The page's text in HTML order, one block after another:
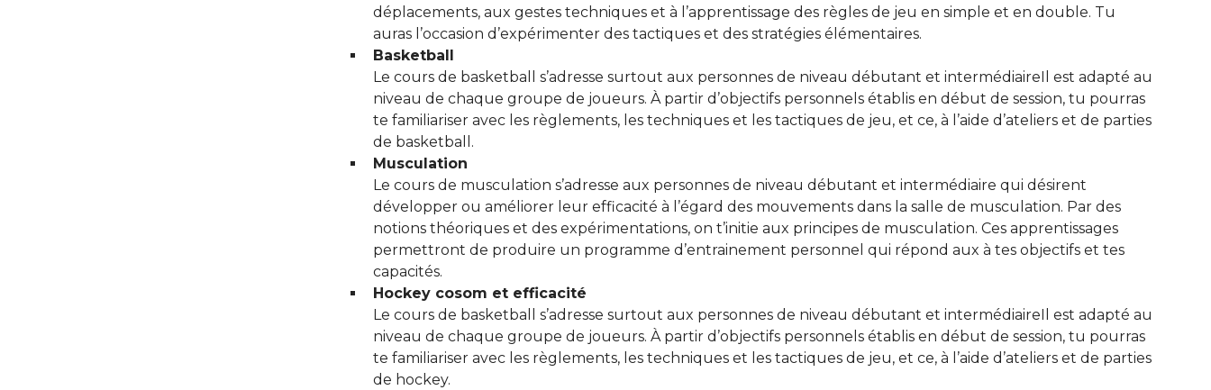
déplacements, aux gestestechniques et à l’apprentissage des règles de jeu en simple et en double. Tu
auras l’occasion d’expérimenter des tactiques et des stratégies élémentaires.
Basketball
Le cours de basketball s’adresse surtout aux personnes de niveau débutant et intermédiaireIl est adapté au
niveau de chaque groupe de joueurs. À partir d’objectifs personnels établis en début de session, tu pourras
te familiariser avec les règlements, les techniques et les tactiques de jeu, et ce, à l’aide d’ateliers et de parties
de basketball.
Musculation
Le cours de musculation s’adresse aux personnes de niveau débutant et intermédiaire qui désirent
développer ou améliorer leur efficacité à l’égard des mouvements dans la salle de musculation. Par des
notions théoriques et des expérimentations, on t’initie aux principes de musculation. Ces apprentissages
permettront de produire un programme d’entrainement personnel qui répond aux à tes objectifs et tes
capacités.
Hockey cosom et efficacité
Le cours de basketball s’adresse surtout aux personnes de niveau débutant et intermédiaireIl est adapté au
niveau de chaque groupe de joueurs. À partir d’objectifs personnels établis en début de session, tu pourras
te familiariser avec les règlements, les techniques et les tactiques de jeu, et ce, à l’aide d’ateliers et de parties
de hockey.